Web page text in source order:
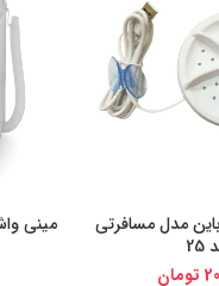
دیجی کالا
مدل مسافرتی
تومان